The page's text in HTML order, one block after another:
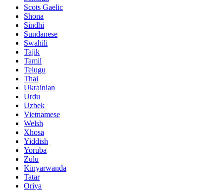
Scots Gaelic
Shona
Sindhi
Sundanese
Swahili
Tajik
Tamil
Telugu
Thai
Ukrainian
Urdu
Uzbek
Vietnamese
Welsh
Xhosa
Yiddish
Yoruba
Zulu
Kinyarwanda
Tatar
Oriya